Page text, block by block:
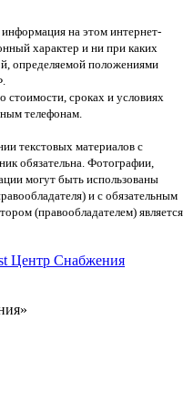
на этом интернет-
характер и ни при каких
определяемой положениями
сроках и условиях
телефонам.
текстовых материалов с
обязательна. Фотографии,
могут быть использованы
и с обязательным
(правообладателем) является